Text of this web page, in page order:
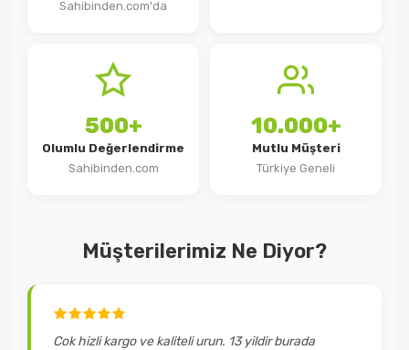
Sahibinden.com'da
500+
Olumlu Değerlendirme
Sahibinden.com
10.000+
Mutlu Müşteri
Türkiye Geneli
Müşterilerimiz Ne Diyor?
Cok hizli kargo ve kaliteli urun. 13 yildir burada